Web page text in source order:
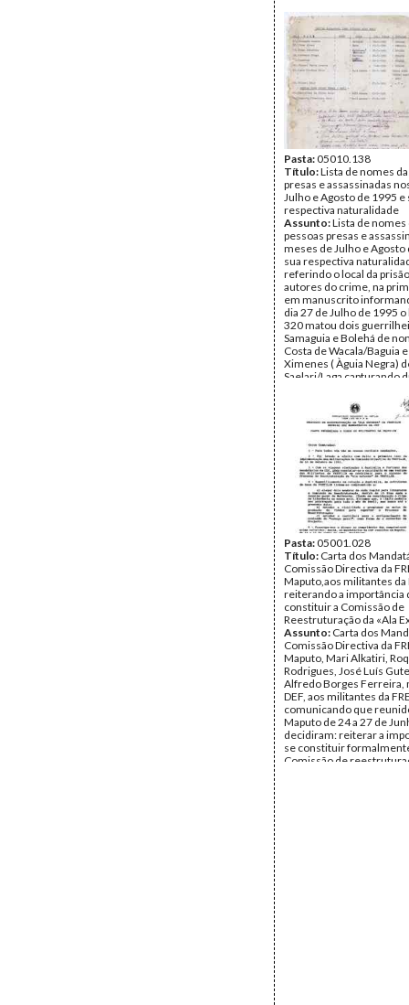
Tipo Documental:
Página(s):1
Pasta:05010.138
Título:Lista de nomes
presas e assassinadas
Julho e Agosto de 1995 e
respectiva naturalidade
Assunto:Lista de nomes
pessoas presas e
meses de Julho e Agosto
sua respectiva
referindo o local da
autores do crime, na
em manuscrito
dia 27 de Julho de 1995 o
320 matou dois
Samaguia e Bolehá de
Costa de Wacala/Baguia
Ximenes ( Àguia Negra)
Saelari/Laga capturando
pelos jovens, referindo
população local está
suspeita
Data:1995
Fundo:Arquivo da
Timorense - Konis
Tipo Documental:
Página(s):1
Pasta:05001.028
Título: Carta dos
Comissão Directiva da
Maputo,aos militantes da
reiterando a importância
constituir a Comissão de
Reestruturação da «Ala
Assunto: Carta dos
Comissão Directiva da
Maputo, Mari Alkatiri,
Rodrigues, José Luís
Alfredo Borges Ferreira,
DEF, aos militantes da
comunicando que
Maputo de 24 a 27 de
decidiram: reiterar a
se constituir
Comissão de